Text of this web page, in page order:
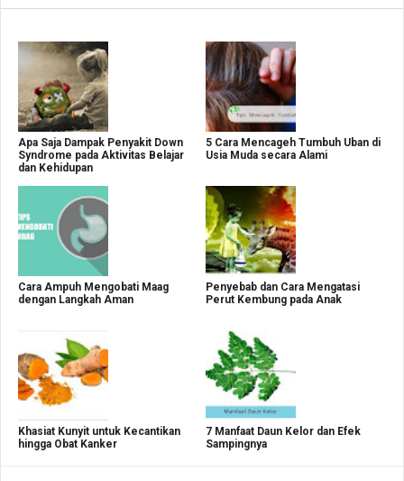
Apa Saja Dampak Penyakit Down
Syndrome pada Aktivitas Belajar
dan Kehidupan
5 Cara Mencageh Tumbuh Uban di
Usia Muda secara Alami
Cara Ampuh Mengobati Maag
dengan Langkah Aman
Penyebab dan Cara Mengatasi
Perut Kembung pada Anak
Khasiat Kunyit untuk Kecantikan
hingga Obat Kanker
7 Manfaat Daun Kelor dan Efek
Sampingnya